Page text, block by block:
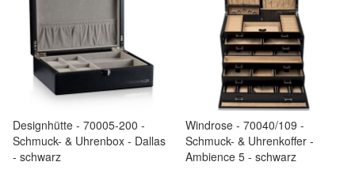
Designhütte - 70005-200 -
Schmuck- & Uhrenbox - Dallas
- schwarz
Windrose - 70040/109 -
Schmuck- & Uhrenkoffer -
Ambience 5 - schwarz